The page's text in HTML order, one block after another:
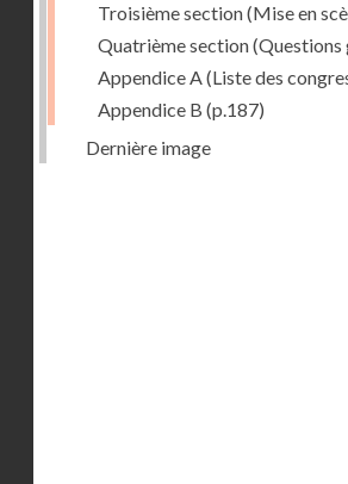
Troisième section (Mise en
Quatrième section (Questions
Appendice A (Liste des
Appendice B (p.187)
Dernière image